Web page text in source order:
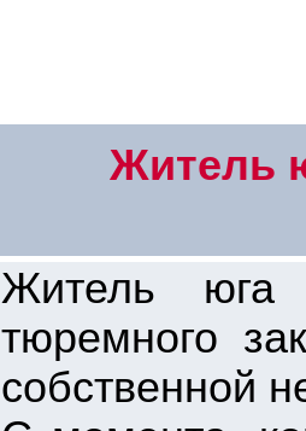
Житель
Житель юга
тюремного
собственной